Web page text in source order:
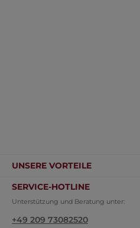
SERVICE-HOTLINE
Unterstützung und Beratung unter:
+49 209 73082520
UNSERE VORTEILE